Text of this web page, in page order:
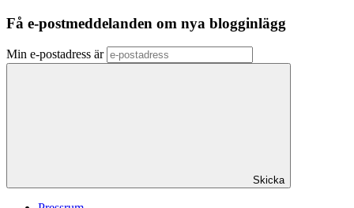
Få e-postmeddelanden om nya blogginlägg
Min e-postadress är
Skicka